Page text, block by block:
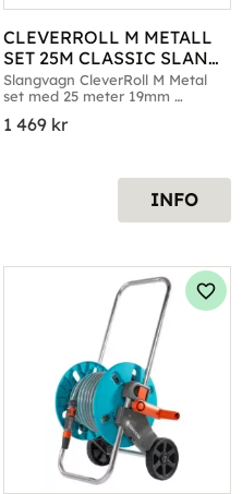
CLEVERROLL M METALL
SET 25M CLASSIC SLANG
19MM (3/4")
Slangvagn CleverRoll M Metal
set med 25 meter 19mm
1 469 kr
INFO
till i favoriter